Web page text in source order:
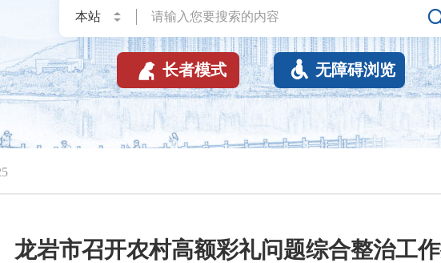
 长者模式  无障碍浏览
龙岩市召开农村高额彩礼问题综合整治工